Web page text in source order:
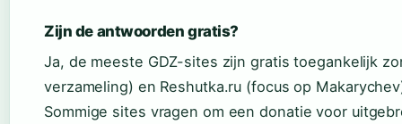
Zijn de antwoorden gratis?
Ja, de meeste GDZ-sites zijn gratis toegankelijk
verzameling) en Reshutka.ru (focus op
Sommige sites vragen om een donatie voor